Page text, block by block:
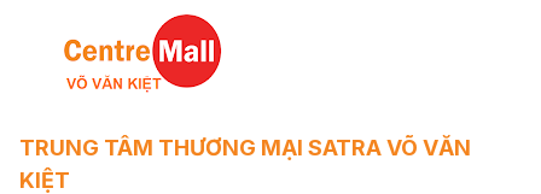
TRUNG TÂM THƯƠNG MẠI SATRA VÕ VĂN
KIỆT